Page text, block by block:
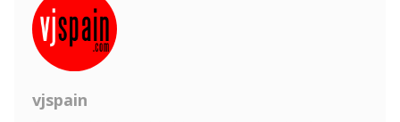
vjspain